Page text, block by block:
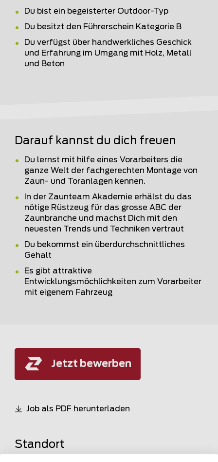
Du bist ein begeisterter Outdoor-Typ
Du besitzt den Führerschein Kategorie B
Du verfügst über handwerkliches Geschick
und Erfahrung im Umgang mit Holz, Metall
und Beton
Darauf kannst du dich freuen
Du lernst mit hilfe eines Vorarbeiters die
ganze Welt der fachgerechten Montage von
Zaun- und Toranlagen kennen.
In der Zaunteam Akademie erhälst du das
nötige Rüstzeug für das grosse ABC der
Zaunbranche und machst Dich mit den
neuesten Trends und Techniken vertraut
Du bekommst ein überdurchschnittliches
Gehalt
Es gibt attraktive
Entwicklungsmöchlichkeiten zum Vorarbeiter
mit eigenem Fahrzeug
Jetzt bewerben
Job als PDF herunterladen
Standort